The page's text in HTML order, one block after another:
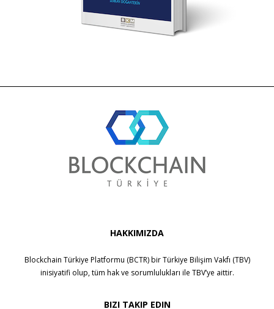
HAKKIMIZDA
Blockchain Türkiye Platformu (BCTR) birTürkiye Bilişim Vakfı (TBV)
inisiyatifi olup, tüm hak ve sorumlulukları ile TBV’ye aittir.
BIZI TAKIP EDIN